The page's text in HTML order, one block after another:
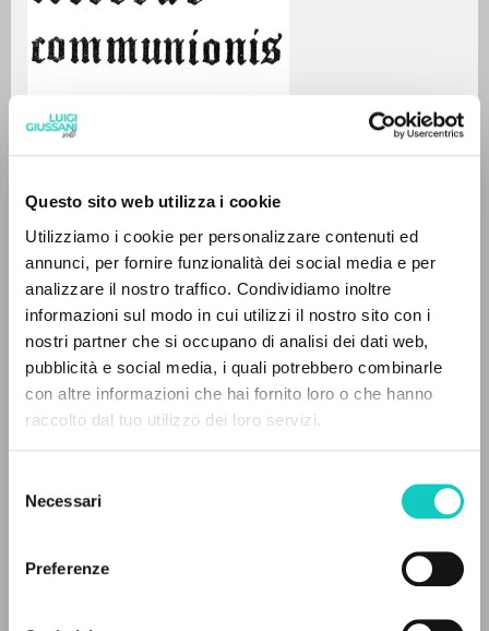
Questo sito web utilizza i cookie
Utilizziamo i cookie per personalizzare contenuti ed
annunci, per fornire funzionalità dei social media e per
analizzare il nostro traffico. Condividiamo inoltre
informazioni sul modo in cui utilizzi il nostro sito con i
nostri partner che si occupano di analisi dei dati web,
pubblicità e social media, i quali potrebbero combinarle
con altre informazioni che hai fornito loro o che hanno
raccolto dal tuo utilizzo dei loro servizi.
delNecessari
Preferenze
Giussani Luigi Author
German
Litterae Communionis
1985
Pages: 1
16/06/2021
0RESULTS FOUND
MORE RESULTS